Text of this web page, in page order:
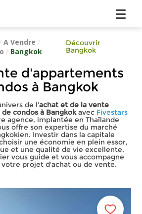
A Vendre /
/ Bangkok
Découvrir
Bangkok
d'appartements
à Bangkok
de l'achat et de la vente
condos à Bangkokavec Fivestars
agence, implantée en Thaïlande
offre son expertise du marché
Investir dans la capitale
une économie en plein essor,
et une qualité de vie excellente.
vous guide et vous accompagne
projet d'achat ou de vente.